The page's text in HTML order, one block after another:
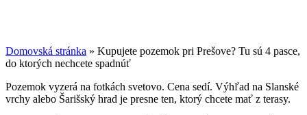
Domovská stránka » Kupujete pozemok pri Prešove? Tu sú 4 pasce,
do ktorých nechcete spadnúť
Pozemok vyzerá na fotkách svetovo. Cena sedí. Výhľad na Slanské
vrchy alebo Šarišský hrad je presne ten, ktorý chcete mať z terasy.